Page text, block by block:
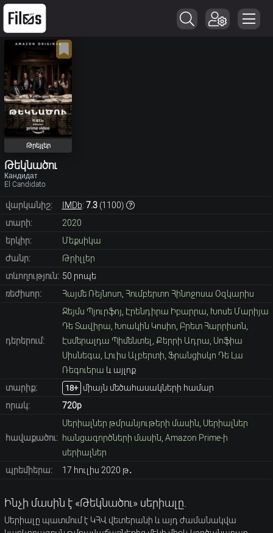
Թրեյլեր
Թեկնածու
Кандидат
El Candidato
վարկանիշ: IMDb: 7.3(1100)
տարի:
2020
երկիր:
Մեքսիկա
ժանր:
Թրիլլեր
տևողություն: 50 րոպե
ռեժիսոր:
Հայմե Ռեյնոսո Հումբերտո Հինոջոսա Օզկարիս
դերերում:
Ջեյմս Պյուրֆոյ Էրենդիրա Իբարրա Խոսե Մարիյա
Դե Տավիրա Խոակին Կոսիո Բրետ Հարրիսոն
Էսմերալդա Պիմենտել Քերրի Ադրա Սոֆիա
Սիսնեգա
Լուիս Ալբերտի Ֆրանցիսկո Դե Լա
Ռեգուերա և այլոք
տարիք։
18+
միայն մեծահասակների համար
որակ:
720p
հավաքածու:
Սերիալներ թմրանյութերի մասին Սերիալներ
հանցագործների մասին Amazon Prime-ի
սերիալներ
պրեմիերա:
17 հուլիս 2020 թ․
Ինչի մասին է «Թեկնածու» սերիալը.
Սերիալը պատմում է ԿՀՎ վետերանի և այդ ժամանակվա